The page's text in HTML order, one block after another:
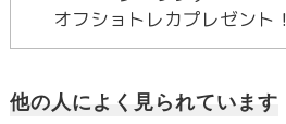
オフショトレカプレゼント！
他の人によく見られています